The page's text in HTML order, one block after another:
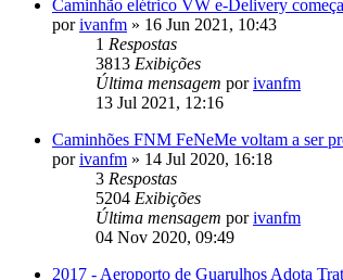
Caminhão elétrico VW e-Delivery
porivanfm » 16 Jun 2021, 10:43
1 Respostas
3813 Exibições
Última mensagem porivanfm
13 Jul 2021, 12:16
Caminhões FNM FeNeMe voltam a ser
porivanfm » 14 Jul 2020, 16:18
3 Respostas
5204 Exibições
Última mensagem porivanfm
04 Nov 2020, 09:49
2017 - Aeroporto de Guarulhos Adota